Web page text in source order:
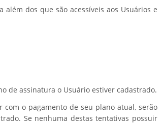
além dos que são acessíveis aos Usuários e
de assinatura o Usuário estiver cadastrado.
o pagamento de seu plano atual, serão
Se nenhuma destas tentativas possuir